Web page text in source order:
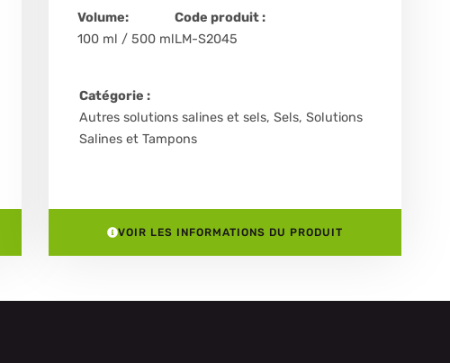
Volume:
100 ml / 500 ml
Code produit :
LM-S2045
Catégorie :
Autres solutions salines et sels,Sels, Solutions
Salines et Tampons
VOIR LES INFORMATIONS DU PRODUIT